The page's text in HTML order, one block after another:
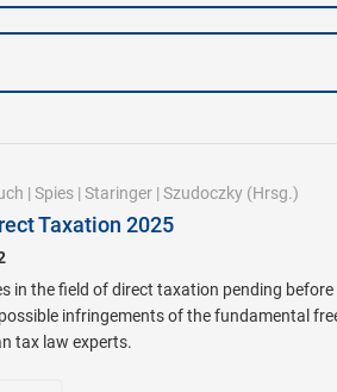
| Spies| Staringer| Szudoczky(Hrsg.)
Taxation 2025
the field of direct taxation pending before
infringements of the fundamental
tax law experts.